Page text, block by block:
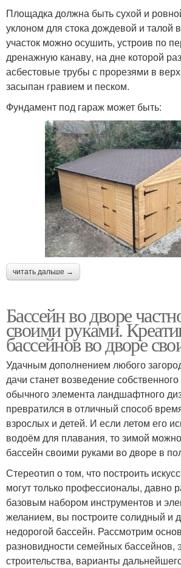
Площадка должна быть сухой и
уклоном для стока дождевой и
участок можно осушить, устроив по
дренажную канаву, на дне которой
асбестовые трубы с прорезями в
засыпан гравием и песком.
Фундамент под гараж может быть:
читать дальше →
Бассейн во дворе
своими руками.
бассейнов во дворе
Удачным дополнением любого
дачи станет возведение
обычного элемента ландшафтного
превратился в отличный способ
взрослых и детей. И если летом его
водоём для плавания, то зимой
бассейн своими руками во дворе в
Стереотип о том, что построить
могут только профессионалы, давно
базовым набором инструментов и
желанием, вы построите солидный и
недорогой бассейн. Рассмотрим
разновидности семейных бассейнов,
строительства, варианты